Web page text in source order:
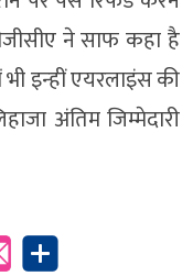
ने साफ कहा है
इन्‍हीं एयरलाइंस की
अंतिम जिम्‍मेदारी